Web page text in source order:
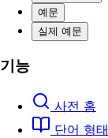
예문
실제 예문
기능
사전 홈
단어 형태